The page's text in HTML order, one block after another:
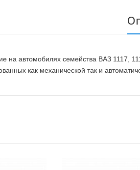
на автомобилях семейства ВАЗ 1117,
как механической так и